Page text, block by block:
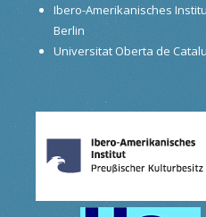
Ibero-Amerikanisches
Berlin
Universitat Oberta de